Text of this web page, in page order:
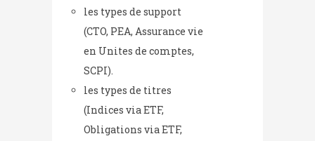
les types de support
(CTO, PEA, Assurance vie
en Unites de comptes,
SCPI).
les types de titres
(Indices via ETF,
Obligations via ETF,